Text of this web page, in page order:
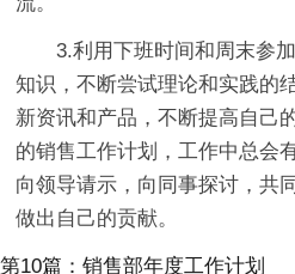
3.利用下班时间和周末参
知识，不断尝试理论和实践的
新资讯和产品，不断提高自己
的销售工作计划，工作中总会
向领导请示，向同事探讨，共
做出自己的贡献。
第10篇：销售部年度工作计划